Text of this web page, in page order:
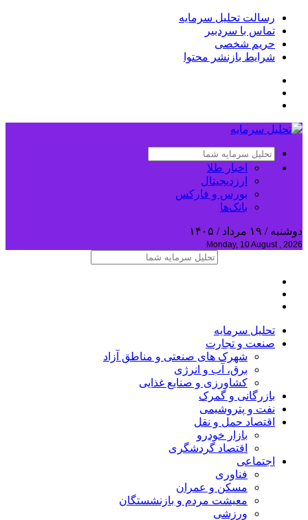
رسالت تحلیل سرمایه
تماس با سردبیر
حریم شخصی
شرایط بازنشر محتوا
اخبار طلا
ارزدیجیتال
بورس و فارکس
بانک‌ها
دوشنبه / ۱۹ مرداد / ۱۴۰۵
Monday, 10 August , 2026
تحلیل‌ سرمایه
صنعت و تجارت
شهرک های صنعتی و مناطق آزاد
برق، آب و انرژی
کشاورزی و صنایع غذایی
بازرگانی و گمرک
نفت و پتروشیمی
اقتصاد حمل و نقل
بازار خودرو
اقتصاد گردشگری
اجتماعی
فناوری
مسکن و عمران
معیشت مردم و بازنشستگان
ورزشی